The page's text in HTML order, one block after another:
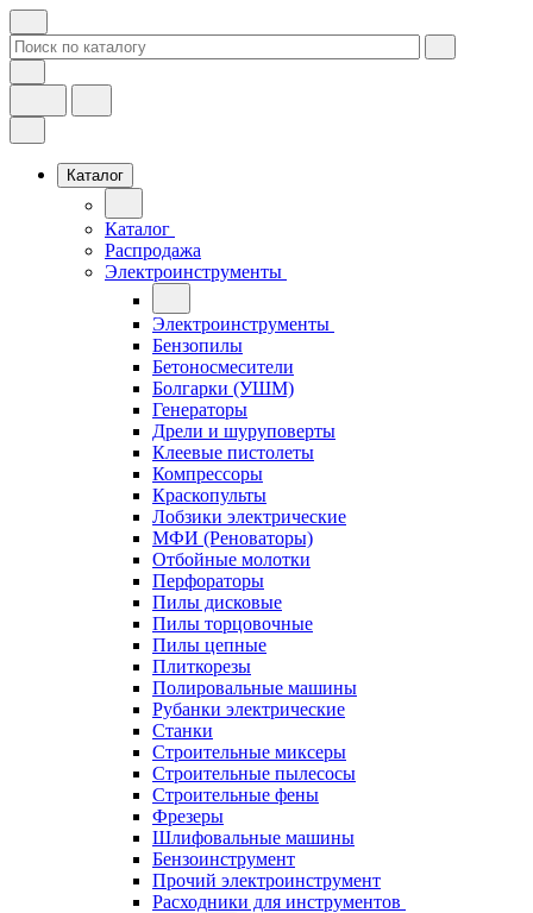
Каталог
Каталог
Распродажа
Электроинструменты
Электроинструменты
Бензопилы
Бетоносмесители
Болгарки (УШМ)
Генераторы
Дрели и шуруповерты
Клеевые пистолеты
Компрессоры
Краскопульты
Лобзики электрические
МФИ (Реноваторы)
Отбойные молотки
Перфораторы
Пилы дисковые
Пилы торцовочные
Пилы цепные
Плиткорезы
Полировальные машины
Рубанки электрические
Станки
Строительные миксеры
Строительные пылесосы
Строительные фены
Фрезеры
Шлифовальные машины
Бензоинструмент
Прочий электроинструмент
Расходники для инструментов